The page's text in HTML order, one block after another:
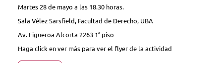
Martes 28 de mayo a las 18.30 horas.
Sala Vélez Sarsfield, Facultad de Derecho, UBA
Av. Figueroa Alcorta 2263 1° piso
Haga click en ver más para ver el flyer de la actividad